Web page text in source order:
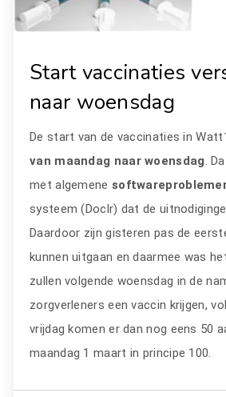
Start vaccinaties
naar woensdag
De start van de vaccinaties in
van maandag naar woensdag.
met algemene
systeem (Doclr) dat de
Daardoor zijn gisteren pas de
kunnen uitgaan en daarmee was
zullen volgende woensdag in de
zorgverleners een vaccin krijgen,
vrijdag komen er dan nog eens 50
maandag 1 maart in principe 100.